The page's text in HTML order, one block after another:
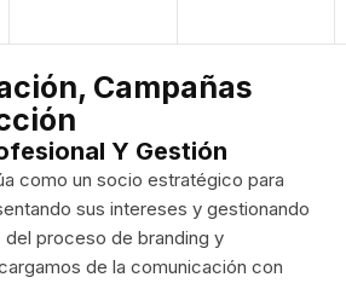
Campañas
Y Gestión
como un socio estratégico para
sus intereses y gestionando
proceso de branding y
de la comunicación con